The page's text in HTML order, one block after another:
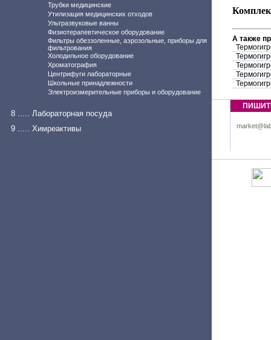
Трубки медицинские
Утилизация медицинских отходов
Ультразвуковые ванны
Физиотерапевтическое оборудование
Фильтры обеззоленные, аэрозольные, приборы для
фильтрования
Холодильное оборудование
Хроматография
Центрифуги лабораторные
Школьные принадлежности
Электроизмерительные приборы и оборудование
8 ..... Лабораторная посуда
9 ..... Химреактивы
А также